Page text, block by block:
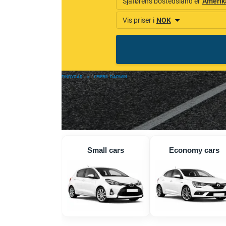
FINDYCAR » LEIEBIL DARWIN
Small cars Economy cars